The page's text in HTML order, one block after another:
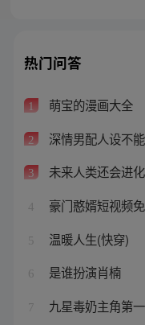
热门问答
1 萌宝的漫画大全
2 深情男配人设不
3 未来人类还会进
4 豪门憨婿短视频
5 温暖人生(快穿)
6 是谁扮演肖楠
7 九星毒奶主角第